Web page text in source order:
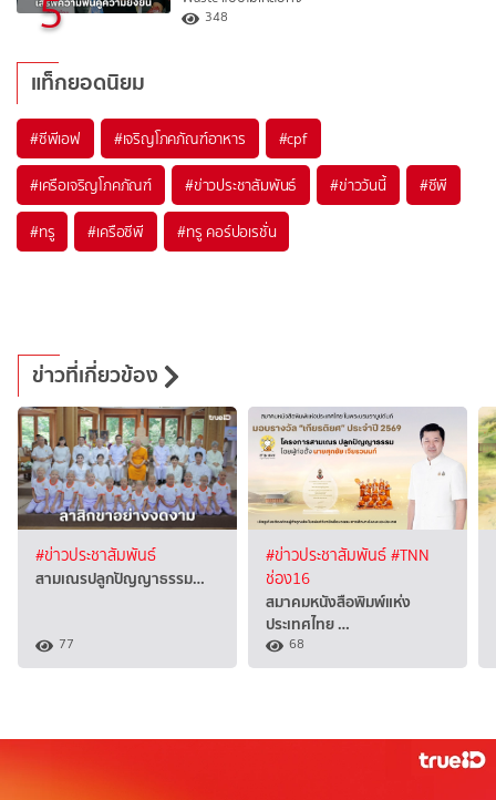
348
แท็กยอดนิยม
#ซีพีเอฟ #เจริญโภคภัณฑ์อาหาร #cpf
#เครือเจริญโภคภัณฑ์ #ข่าวประชาสัมพันธ์ #ข่าววันนี้ #ซีพี
#ทรู #เครือซีพี #ทรู คอร์ปอเรชั่น
ข่าวที่เกี่ยวข้อง
#ข่าวประชาสัมพันธ์
สามเณรปลูกปัญญาธรรม…
77
#ข่าวประชาสัมพันธ์#TNN
ช่อง16
สมาคมหนังสือพิมพ์แห่ง
ประเทศไทย …
68